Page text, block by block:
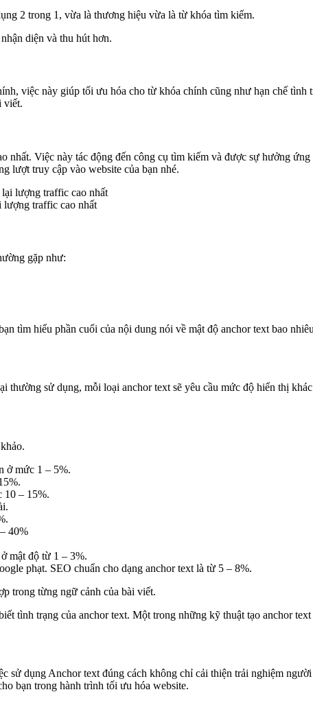
2 trong 1, vừa là thương hiệu vừa là từ khóa tìm kiếm.
diện và thu hút hơn.
việc này giúp tối ưu hóa cho từ khóa chính cũng như hạn chế
viết.
Việc này tác động đến công cụ tìm kiếm và được sự hưởng
lượt truy cập vào website của bạn nhé.
lượng traffic cao nhất
gặp như:
tìm hiểu phần cuối của nội dung nói về mật độ anchor text bao
sử dụng, mỗi loại anchor text sẽ yêu cầu mức độ hiển thị
ở mức 1 – 5%.
10 – 15%.
40%
mật độ từ 1 – 3%.
phạt. SEO chuẩn cho dạng anchor text là từ 5 – 8%.
trong từng ngữ cảnh của bài viết.
tình trạng của anchor text. Một trong những kỹ thuật tạo anchor
dụng Anchor text đúng cách không chỉ cải thiện trải nghiệm
bạn trong hành trình tối ưu hóa website.